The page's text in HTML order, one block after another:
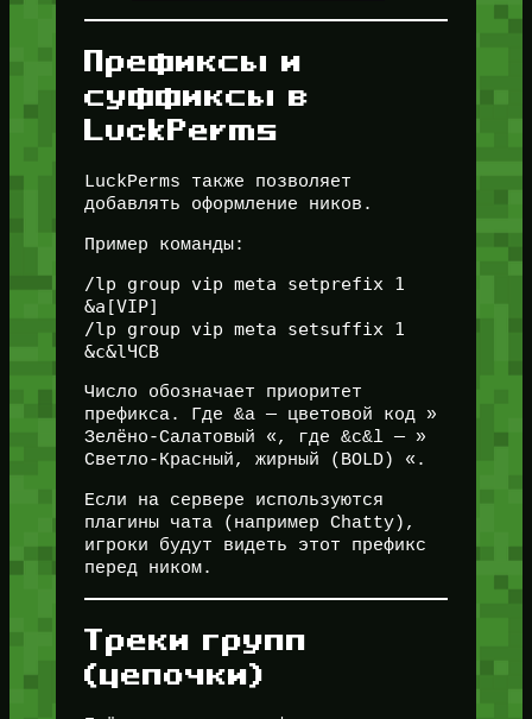
Префиксы и
суффиксы в
LuckPerms
LuckPerms также позволяет
добавлять оформление ников.
Пример команды:
/lp group vip meta setprefix 1
&a[VIP]
/lp group vip meta setsuffix 1
&c&lЧСВ
Число обозначает приоритет
префикса. Где &a — цветовой код »
Зелёно-Салатовый «, где &c&l — »
Светло-Красный, жирный (BOLD) «.
Если на сервере используются
плагины чата (например Chatty),
игроки будут видеть этот префикс
перед ником.
Треки групп
(цепочки)